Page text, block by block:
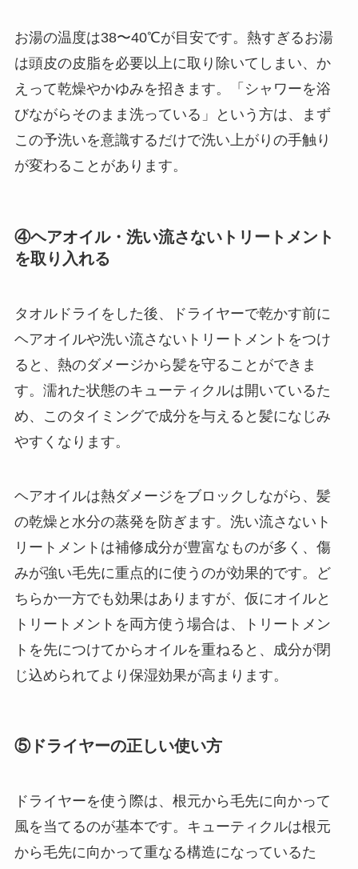
お湯の温度は38〜40℃が目安です。熱すぎるお湯
は頭皮の皮脂を必要以上に取り除いてしまい、か
えって乾燥やかゆみを招きます。「シャワーを浴
びながらそのまま洗っている」という方は、まず
この予洗いを意識するだけで洗い上がりの手触り
が変わることがあります。
④ヘアオイル・洗い流さないトリートメント
を取り入れる
タオルドライをした後、ドライヤーで乾かす前に
ヘアオイルや洗い流さないトリートメントをつけ
ると、熱のダメージから髪を守ることができま
す。濡れた状態のキューティクルは開いているた
め、このタイミングで成分を与えると髪になじみ
やすくなります。
ヘアオイルは熱ダメージをブロックしながら、髪
の乾燥と水分の蒸発を防ぎます。洗い流さないト
リートメントは補修成分が豊富なものが多く、傷
みが強い毛先に重点的に使うのが効果的です。ど
ちらか一方でも効果はありますが、仮にオイルと
トリートメントを両方使う場合は、トリートメン
トを先につけてからオイルを重ねると、成分が閉
じ込められてより保湿効果が高まります。
⑤ドライヤーの正しい使い方
ドライヤーを使う際は、根元から毛先に向かって
風を当てるのが基本です。キューティクルは根元
から毛先に向かって重なる構造になっているた